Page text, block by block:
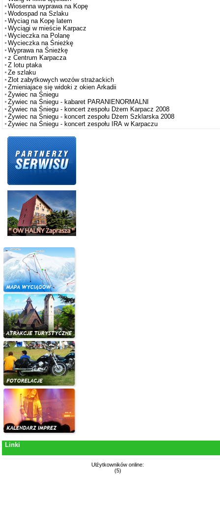
Wiosenna wyprawa na Kopę
Wodospad na Szlaku
Wyciag na Kopę latem
Wyciągi w mieście Karpacz
Wycieczka na Polanę
Wycieczka na Śnieżkę
Wyprawa na Śnieżkę
z Centrum Karpacza
Z lotu ptaka
Ze szlaku
Zlot zabytkowych wozów strażackich
Zmieniajace się widoki z okien Arkadii
Żywiec na Śniegu
Żywiec na Śniegu - kabaret PARANIENORMALNI
Żywiec na Śniegu - koncert zespołu Dżem Karpacz 2008
Żywiec na Śniegu - koncert zespołu Dżem Szklarska 2008
Żywiec na Śniegu - koncert zespołu IRA w Karpaczu
Linki
Ułźytkowników online:
(5)